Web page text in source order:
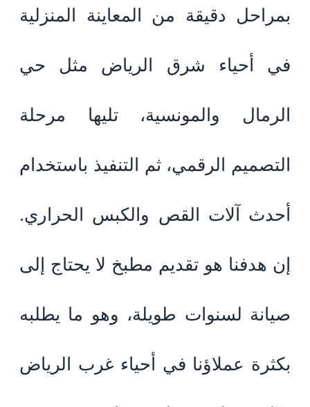
بمراحل دقيقة من المعاينة المنزلية
في أحياء شرق الرياض مثل حي
الرمال والمونسية، تليها مرحلة
التصميم الرقمي، ثم التنفيذ باستخدام
أحدث آلات القص والكبس الحراري.
إن هدفنا هو تقديم مطبخ لا يحتاج إلى
صيانة لسنوات طويلة، وهو ما يطلبه
بكثرة عملاؤنا في أحياء غرب الرياض